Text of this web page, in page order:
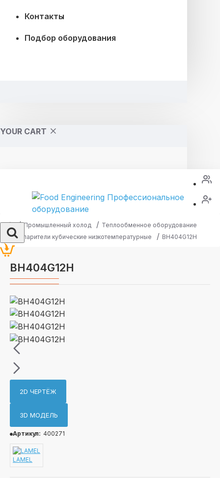
Контакты
Подбор оборудования
YOUR CART
Промышленный холод
Теплообменное оборудование
Испарители кубические низкотемпературные
BH404G12H
BH404G12H
2D ЧЕРТЁЖ
3D МОДЕЛЬ
Артикул: 400271
LAMEL